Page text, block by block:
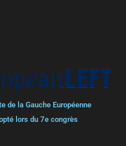
de la Gauche Européenne
lors du 7e congrès